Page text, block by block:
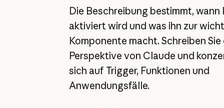
Die Beschreibung bestimmt, wann
aktiviert wird und was ihn zur
Komponente macht. Schreiben Sie
Perspektive von Claude und
sich auf Trigger, Funktionen und
Anwendungsfälle.